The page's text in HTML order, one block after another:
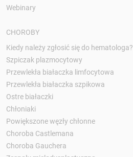
Webinary
CHOROBY
Kiedy należy zgłosić się do hematologa?
Szpiczak plazmocytowy
Przewlekła białaczka limfocytowa
Przewlekła białaczka szpikowa
Ostre białaczki
Chłoniaki
Powiększone węzły chłonne
Choroba Castlemana
Choroba Gauchera